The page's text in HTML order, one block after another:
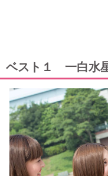
ベスト１ 一白水